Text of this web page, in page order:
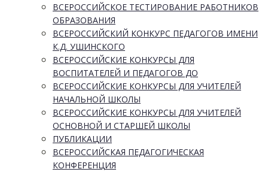
ВСЕРОССИЙСКОЕ ТЕСТИРОВАНИЕ РАБОТНИКОВ
ОБРАЗОВАНИЯ
ВСЕРОССИЙСКИЙ КОНКУРС ПЕДАГОГОВ ИМЕНИ
К.Д. УШИНСКОГО
ВСЕРОССИЙСКИЕ КОНКУРСЫ ДЛЯ
ВОСПИТАТЕЛЕЙ И ПЕДАГОГОВ ДО
ВСЕРОССИЙСКИЕ КОНКУРСЫ ДЛЯ УЧИТЕЛЕЙ
НАЧАЛЬНОЙ ШКОЛЫ
ВСЕРОССИЙСКИЕ КОНКУРСЫ ДЛЯ УЧИТЕЛЕЙ
ОСНОВНОЙ И СТАРШЕЙ ШКОЛЫ
ПУБЛИКАЦИИ
ВСЕРОССИЙСКАЯ ПЕДАГОГИЧЕСКАЯ
КОНФЕРЕНЦИЯ